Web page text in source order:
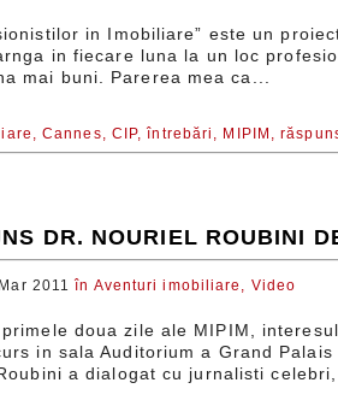
in Imobiliare” este un
in fiecare luna la un loc
mai buni. Parerea mea ca...
Cannes, CIP, întrebări, MIPIM,
DR. NOURIEL ROUBINI
2011 în Aventuri imobiliare, Video
doua zile ale MIPIM,
in sala Auditorium a Grand
a dialogat cu jurnalisti celebri,